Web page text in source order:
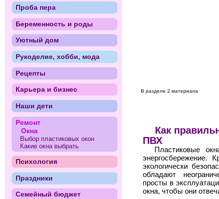
В разделе 2 материала
Как
ПВХ
Пластиковые
энергосбережение.
экологически
обладают
просты в
окна, чтобы они
Проба пера
Беременность и роды
Уютный дом
Рукоделие, хобби, мода
Рецепты
Карьера и бизнес
Наши дети
Ремонт
Окна
Выбор пластиковых окон
Какие окна выбрать
Психология
Праздники
Семейный бюджет